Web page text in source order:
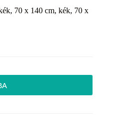
70 x 140 cm, kék, 70 x